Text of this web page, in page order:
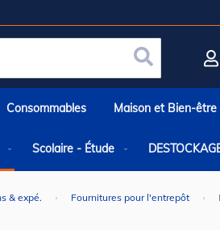
Rechercher
Consommables Maison et Bien-être
Scolaire - Étude
& expé. Fournitures pour l'entrepôt